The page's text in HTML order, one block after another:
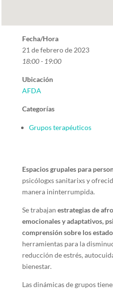
Fecha/Hora
21 de febrero de 2023
18:00 - 19:00
Ubicación
AFDA
Categorías
Grupos terapéuticos
Espacios grupales para
psicólogxs sanitarixs y
manera ininterrumpida.
Se trabajan estrategias de
emocionales y adaptativos,
comprensión sobre los
herramientas para la
reducción de estrés,
bienestar.
Las dinámicas de grupos